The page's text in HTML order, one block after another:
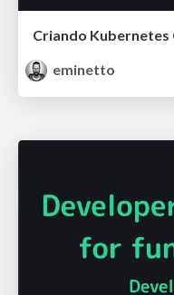
eminetto